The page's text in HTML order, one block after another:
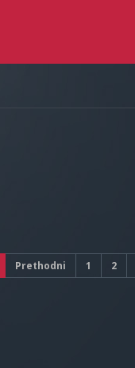
Prethodni 1 2